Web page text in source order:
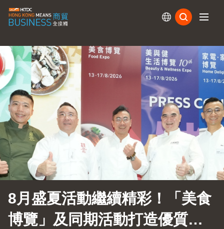
8月盛夏活動繼續精彩！「美食
博覽」及同期活動打造優質生